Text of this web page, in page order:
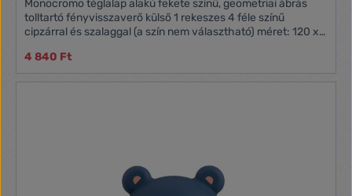
Monocromo téglalap alakú fekete színű, geometriai ábrás
tolltartó fényvisszaverő külső 1 rekeszes 4 féle színű
cipzárral és szalaggal (a szín nem választható) méret: 120 x
4 840 Ft